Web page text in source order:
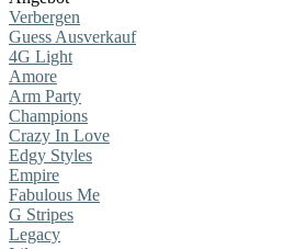
Verbergen
Guess Ausverkauf
4G Light
Amore
Arm Party
Champions
Crazy In Love
Edgy Styles
Empire
Fabulous Me
G Stripes
Legacy